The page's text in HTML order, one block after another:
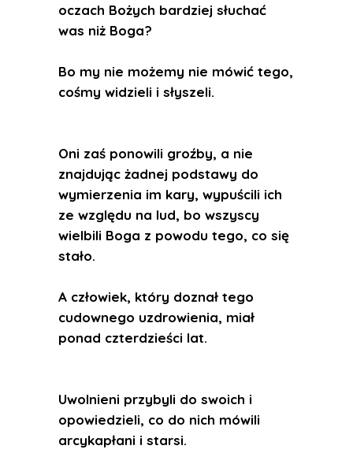
oczach Bożych bardziej słuchać
was niż Boga?
Bo my nie możemy nie mówić tego,
cośmy widzieli i słyszeli.
Oni zaś ponowili groźby, a nie
znajdując żadnej podstawy do
wymierzenia im kary, wypuścili ich
ze względu na lud, bo wszyscy
wielbili Boga z powodu tego, co się
stało.
A człowiek, który doznał tego
cudownego uzdrowienia, miał
ponad czterdzieści lat.
Uwolnieni przybyli do swoich i
opowiedzieli, co do nich mówili
arcykapłani i starsi.